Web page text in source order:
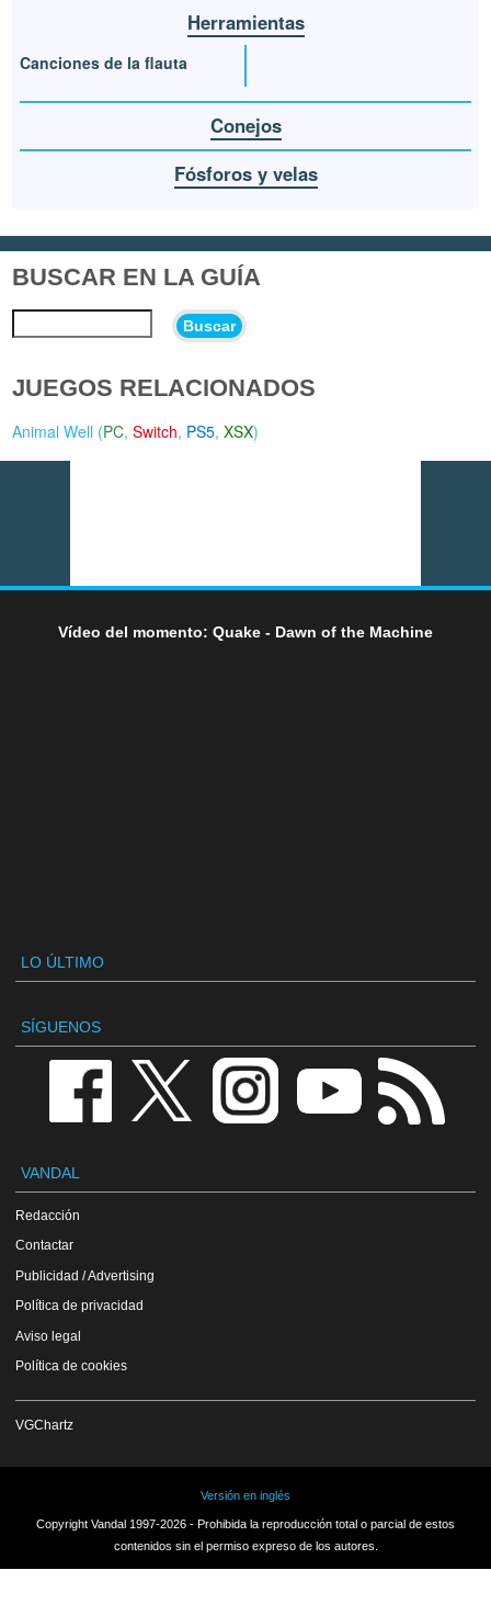
Herramientas
Canciones de la flauta
Conejos
Fósforos y velas
BUSCAR EN LA GUÍA
Buscar
JUEGOS RELACIONADOS
Animal Well (PC,Switch, PS5,XSX)
Vídeo del momento: Quake - Dawn of the Machine
LO ÚLTIMO
SÍGUENOS
VANDAL
Redacción
Contactar
Publicidad / Advertising
Política de privacidad
Aviso legal
Política de cookies
VGChartz
Versión en inglés
Copyright Vandal 1997-2026 - Prohibida la reproducción total o parcial de estos
contenidos sin el permiso expreso de los autores.